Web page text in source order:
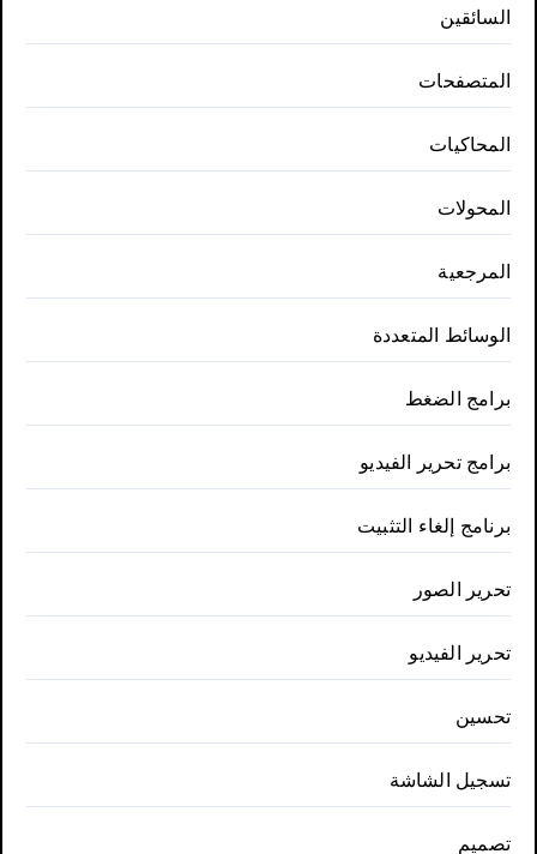
السائقين
المتصفحات
المحاكيات
المحولات
المرجعية
الوسائط المتعددة
برامج الضغط
برامج تحرير الفيديو
برنامج إلغاء التثبيت
تحرير الصور
تحرير الفيديو
تحسين
تسجيل الشاشة
تصميم